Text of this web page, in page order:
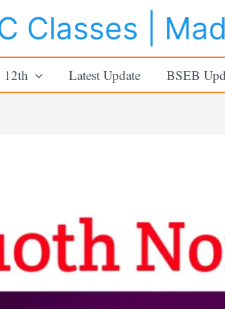
Classes |
12th Latest Update BSEB